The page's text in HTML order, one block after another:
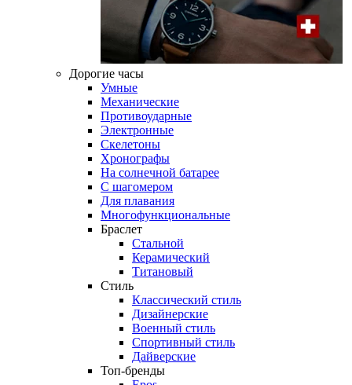
Дорогие часы
Умные
Механические
Противоударные
Электронные
Скелетоны
Хронографы
На солнечной батарее
С шагомером
Для плавания
Многофункциональные
Браслет
Стальной
Керамический
Титановый
Стиль
Классический стиль
Дизайнерские
Военный стиль
Спортивный стиль
Дайверские
Топ-бренды